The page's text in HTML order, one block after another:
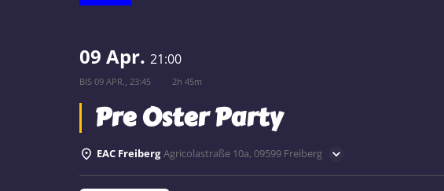
09 Apr. 21:00
BIS 09 APR., 23:45 2h 45m
Pre Oster Party
EAC Freiberg Agricolastraße 10a, 09599 Freiberg